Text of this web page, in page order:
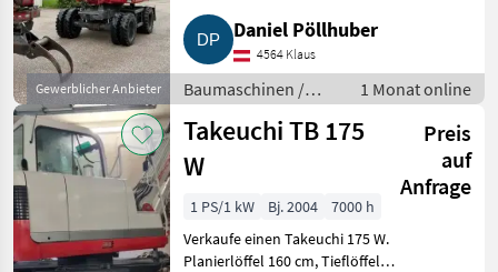
Gewerblicher Anbieter
hydr. Drehdurchführung,
Hammer- und Greiferleitung,
Leckölleitung, 12 V Versorgung
am Anbaugerät, Anhä
Daniel Pöllhuber
4564 Klaus
Baumaschinen /
Mobilbagger
1 Monat online
Takeuchi TB 175
W
Preis
auf
Anfrage
1 PS/1 kW Bj. 2004
7000 h
Verkaufe einen Takeuchi 175 W.
Planierlöffel 160 cm, Tieflöffel